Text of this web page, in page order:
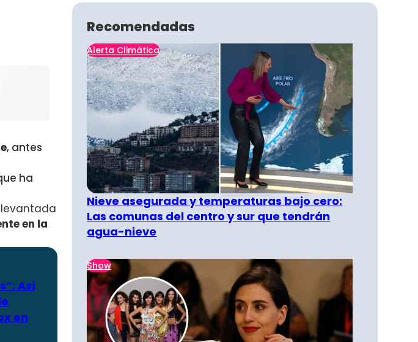
, antes
ha
levantada
en la
Así
en
Recomendadas
Alerta Climática
Nieve asegurada y temperaturas bajo cero:
Las comunas del centro y sur que tendrán
agua-nieve
Show